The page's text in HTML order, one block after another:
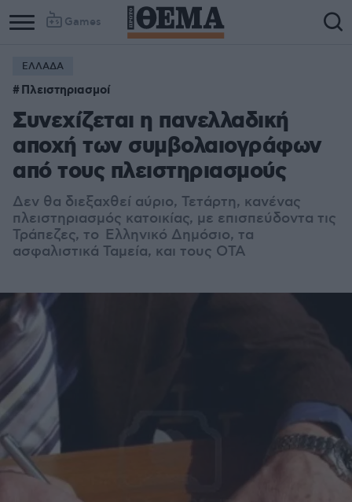
Games
ΕΛΛΑΔΑ
Πλειστηριασμοί
Συνεχίζεται η πανελλαδική
αποχή των συμβολαιογράφων
από τους πλειστηριασμούς
Δεν θα διεξαχθεί αύριο, Τετάρτη, κανένας
πλειστηριασμός κατοικίας, με επισπεύδοντα τις
Τράπεζες, το Ελληνικό Δημόσιο, τα
ασφαλιστικά Ταμεία, και τους ΟΤΑ